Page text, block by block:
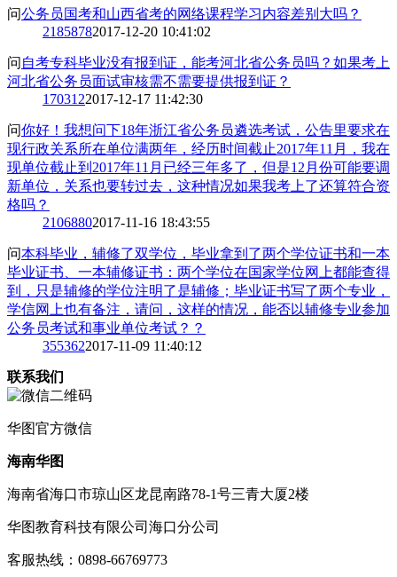
问公务员国考和山西省考的网络课程学习内容差别大吗？
21858782017-12-20 10:41:02
问 自考专科毕业没有报到证，能考河北省公务员吗？如果考上
河北省公务员面试审核需不需要提供报到证？
1 703122017-12-17 11:42:30
问你好！我想问下18年浙江省公务员遴选考试，公告里要求在
现行政关系所在单位满两年，经历时间截止2017年11月，我在
现单位截止到2017年11月已经三年多了，但是12月份可能要调
新单位，关系也要转过去，这种情况如果我考上了还算符合资
格吗？
21068802017-11-16 18:43:55
问本科毕业，辅修了双学位，毕业拿到了两个学位证书和一本
毕业证书、一本辅修证书：两个学位在国家学位网上都能查得
到，只是辅修的学位注明了是辅修；毕业证书写了两个专业，
学信网上也有备注，请问，这样的情况，能否以辅修专业参加
公务员考试和事业单位考试？？
3553622017-11-09 11:40:12
联系我们
华图官方微信
海南华图
海南省海口市琼山区龙昆南路78-1号三青大厦2楼
华图教育科技有限公司海口分公司
客服热线： 0898-66769773